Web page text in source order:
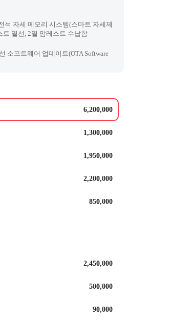
석 자세 메모리 시스템(스마트 자세제
트 열선, 2열 암레스트 수납함
소프트웨어 업데이트(OTA Software
6,200,000
1,300,000
1,950,000
2,200,000
850,000
2,450,000
500,000
90,000